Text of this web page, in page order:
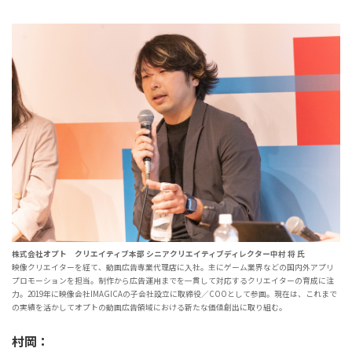
株式会社オプト クリエイティブ本部 シニアクリエイティブディレクター中村 将 氏
映像クリエイターを経て、動画広告専業代理店に入社。主にゲーム業界などの国内外アプリ
プロモーションを担当。制作から広告運用までを一貫して対応するクリエイターの育成に注
力。2019年に映像会社IMAGICAの子会社設立に取締役／COOとして参画。現在は、これまで
の実績を活かしてオプトの動画広告領域における新たな価値創出に取り組む。
村岡：